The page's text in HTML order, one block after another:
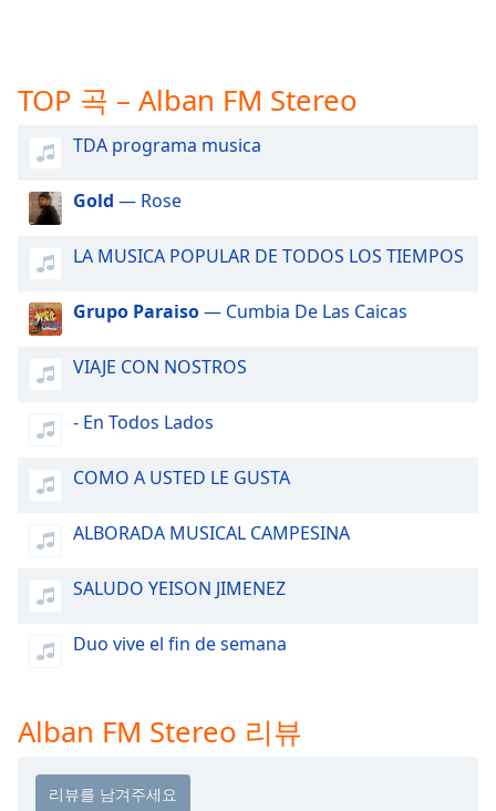
Fullscreen
modal
window.
Beginning
dialog
Escape
cancel
Color
Opacity
Text
Background
Color
TOP 곡 – Alban FM Stereo
TDA programa musica
Gold — Rose
LA MUSICA POPULAR DE TODOS LOS TIEMPOS
Grupo Paraiso— Cumbia De Las Caicas
VIAJE CON NOSTROS
- En Todos Lados
COMO A USTED LE GUSTA
ALBORADA MUSICAL CAMPESINA
SALUDO YEISON JIMENEZ
Duo vive el fin de semana
Alban FM Stereo 리뷰